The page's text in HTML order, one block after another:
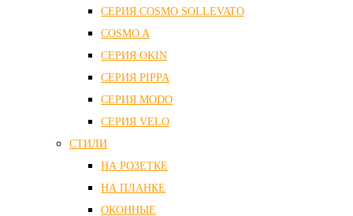
СЕРИЯ COSMO SOLLEVATO
COSMO A
СЕРИЯ OKIN
СЕРИЯ PIPPA
СЕРИЯ MODO
СЕРИЯ VELO
СТИЛИ
НА РОЗЕТКЕ
НА ПЛАНКЕ
ОКОННЫЕ